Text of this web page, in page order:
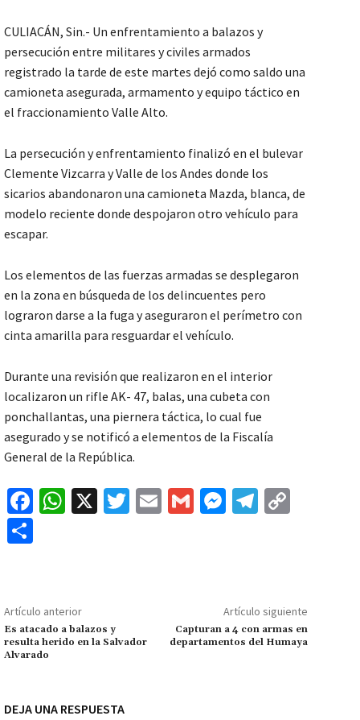
CULIACÁN, Sin.- Un enfrentamiento a balazos y
persecución entre militares y civiles armados
registrado la tarde de este martes dejó como saldo una
camioneta asegurada, armamento y equipo táctico en
el fraccionamiento Valle Alto.
La persecución y enfrentamiento finalizó en el bulevar
Clemente Vizcarra y Valle de los Andes donde los
sicarios abandonaron una camioneta Mazda, blanca, de
modelo reciente donde despojaron otro vehículo para
escapar.
Los elementos de las fuerzas armadas se desplegaron
en la zona en búsqueda de los delincuentes pero
lograron darse a la fuga y aseguraron el perímetro con
cinta amarilla para resguardar el vehículo.
Durante una revisión que realizaron en el interior
localizaron un rifle AK- 47, balas, una cubeta con
ponchallantas, una piernera táctica, lo cual fue
asegurado y se notificó a elementos de la Fiscalía
General de la República.
Fa
o
k
W
p
p
X
T
E
G
M
ge
r
Te
m Li
n
k
p
ar
tir
Artículo anterior
Es atacado a balazos y
resulta herido en la Salvador
Alvarado
Artículo siguiente
Capturan a 4 con armas en
departamentos del Humaya
DEJA UNA RESPUESTA